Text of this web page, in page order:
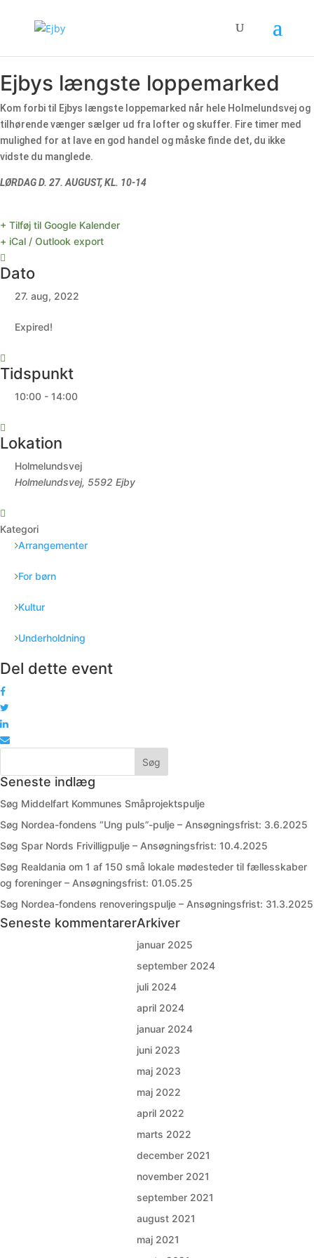
Ejbys længste loppemarked
Kom forbi til Ejbys længste loppemarked når hele Holmelundsvej og
tilhørende vænger sælger ud fra lofter og skuffer. Fire timer med
mulighed for at lave en god handel og måske finde det, du ikke
vidste du manglede.
LØRDAG D. 27. AUGUST, KL. 10-14
+ Tilføj til Google Kalender
+ iCal / Outlook export
Dato
27. aug, 2022
Expired!
Tidspunkt
10:00 - 14:00
Lokation
Holmelundsvej
Holmelundsvej, 5592 Ejby
Kategori
Arrangementer
For børn
Kultur
Underholdning
Del dette event
Seneste indlæg
Søg Middelfart Kommunes Småprojektspulje
Søg Nordea-fondens “Ung puls”-pulje – Ansøgningsfrist: 3.6.2025
Søg Spar Nords Frivilligpulje – Ansøgningsfrist: 10.4.2025
Søg Realdania om 1 af 150 små lokale mødesteder til fællesskaber
og foreninger – Ansøgningsfrist: 01.05.25
Søg Nordea-fondens renoveringspulje – Ansøgningsfrist: 31.3.2025
Seneste kommentarerArkiver
januar 2025
september 2024
juli 2024
april 2024
januar 2024
juni 2023
maj 2023
maj 2022
april 2022
marts 2022
december 2021
november 2021
september 2021
august 2021
maj 2021